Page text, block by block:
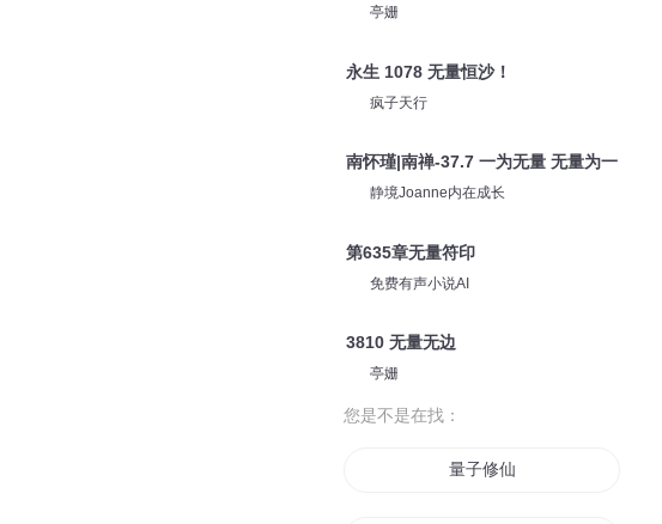
亭姗
永生 1078 无量恒沙！
疯子天行
南怀瑾|南禅-37.7 一为无量 无量为一
静境Joanne内在成长
第635章无量符印
免费有声小说AI
3810 无量无边
亭姗
您是不是在找：
量子修仙